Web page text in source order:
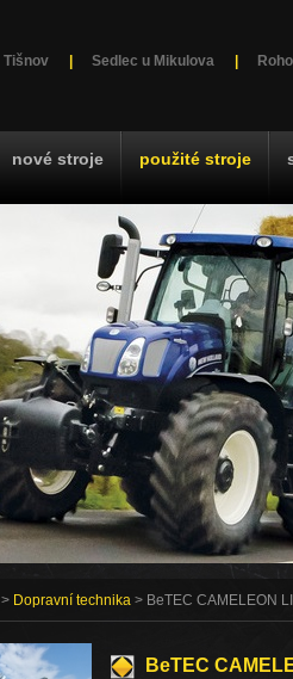
Tišnov Sedlec u Mikulova
nové stroje použité stroje
> Dopravní technika > BeTEC CAMELEON
BeTEC